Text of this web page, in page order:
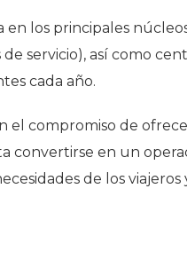
los principales
servicio), así como
cada año.
el compromiso de
convertirse en un
de los viajeros